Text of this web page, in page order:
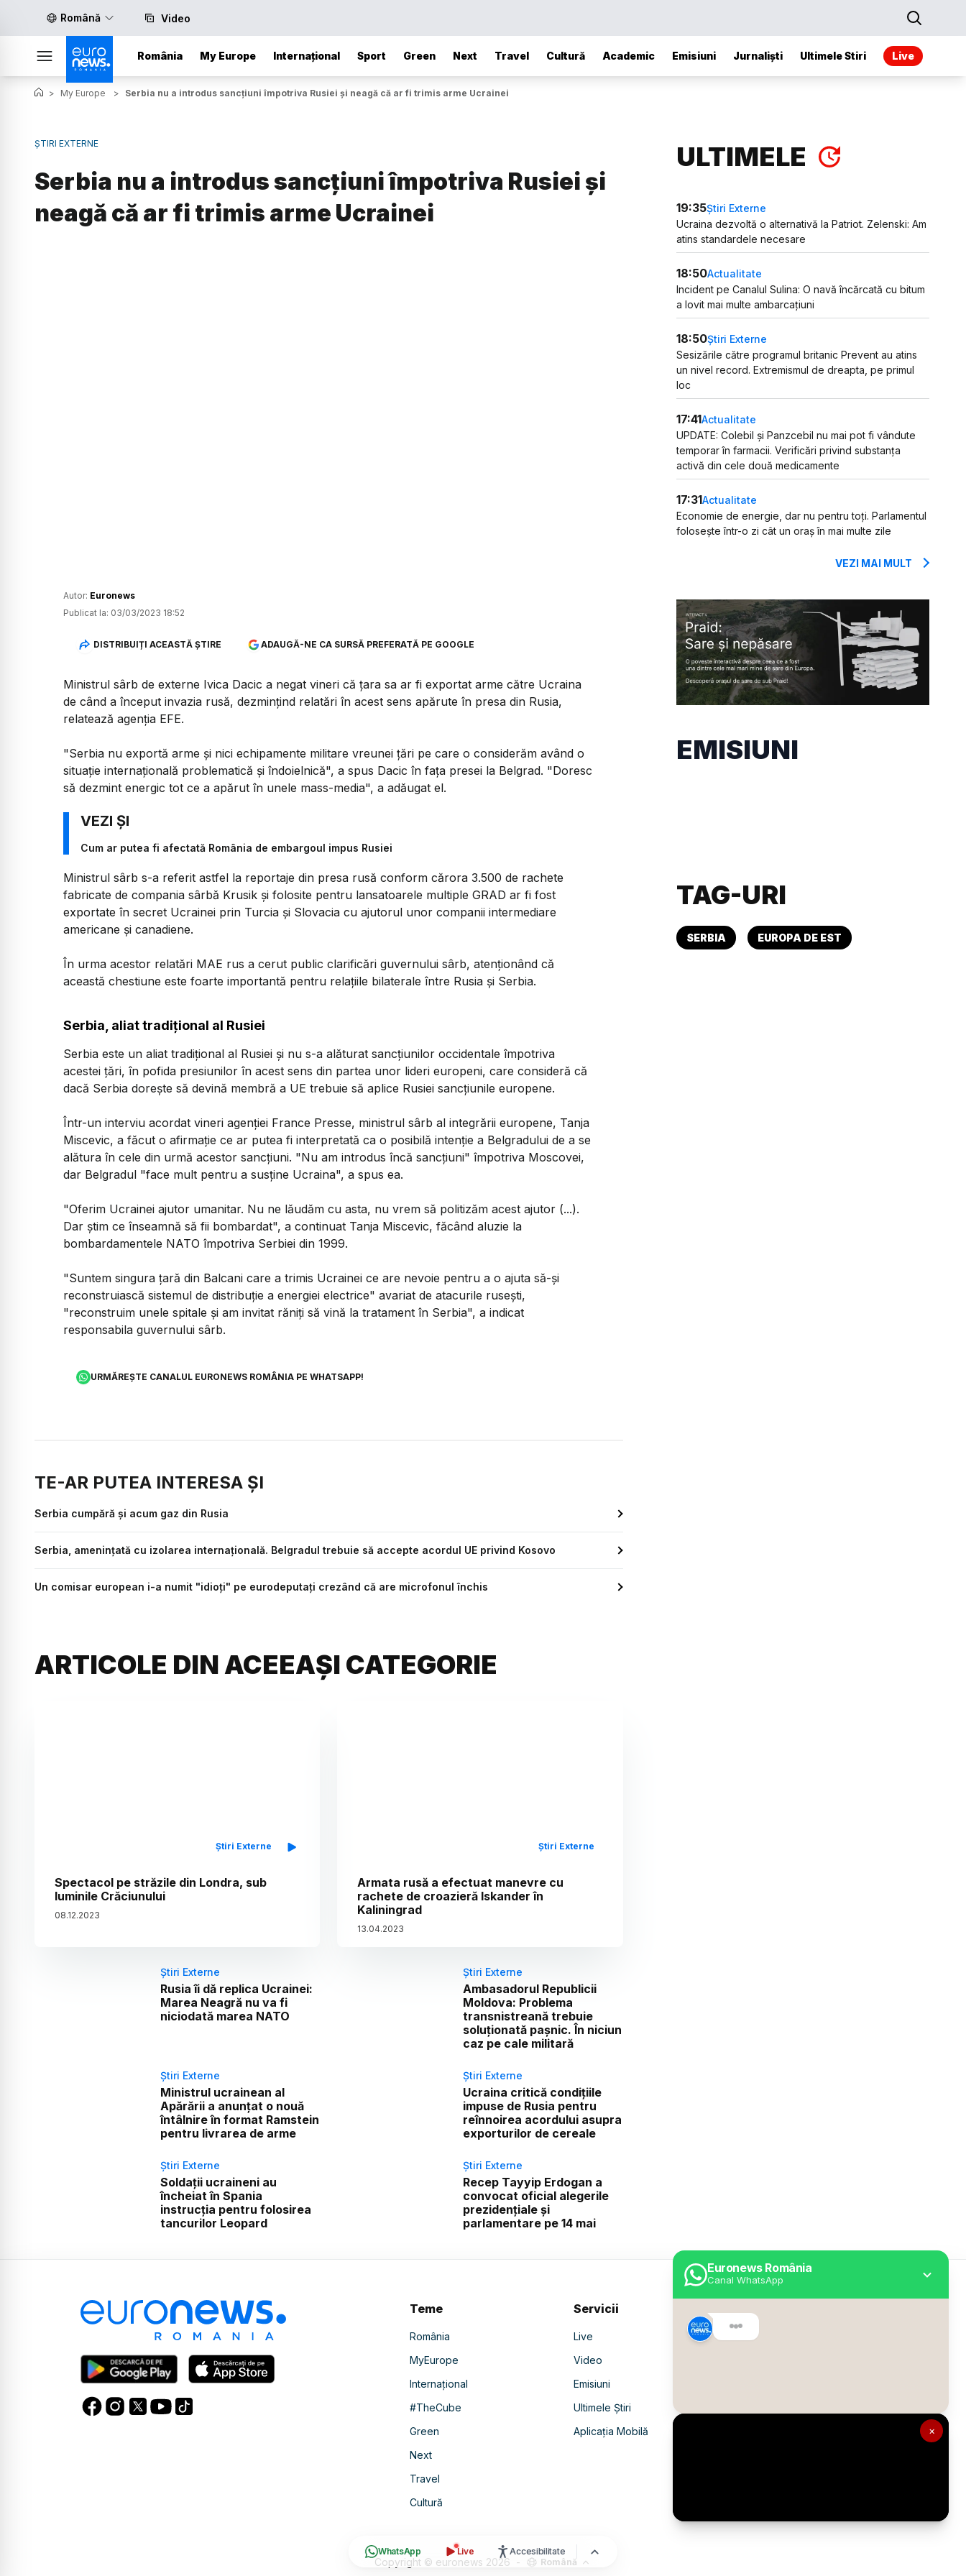
Română Video
România My Europe Internațional Sport Green Next Travel Cultură Academic Emisiuni Jurnaliști Ultimele Stiri Live
×
Euronews România
Canal WhatsApp
WhatsApp Live Accesibilitate
> My Europe > Serbia nu a introdus sancțiuni împotriva Rusiei și neagă că ar fi trimis arme Ucrainei
ȘTIRI EXTERNE
Serbia nu a introdus sancțiuni împotriva Rusiei și
neagă că ar fi trimis arme Ucrainei
Autor: Euronews
Publicat la: 03/03/2023 18:52
DISTRIBUIȚI ACEASTĂ ȘTIRE ADAUGĂ-NE CA SURSĂ PREFERATĂ PE GOOGLE
Ministrul sârb de externe Ivica Dacic a negat vineri că ţara sa ar fi exportat arme către Ucraina
de când a început invazia rusă, dezminţind relatări în acest sens apărute în presa din Rusia,
relatează agenţia EFE.
"Serbia nu exportă arme şi nici echipamente militare vreunei ţări pe care o considerăm având o
situaţie internaţională problematică şi îndoielnică", a spus Dacic în faţa presei la Belgrad. "Doresc
să dezmint energic tot ce a apărut în unele mass-media", a adăugat el.
Cum ar putea fi afectată România de embargoul impus Rusiei
Ministrul sârb s-a referit astfel la reportaje din presa rusă conform cărora 3.500 de rachete
fabricate de compania sârbă Krusik şi folosite pentru lansatoarele multiple GRAD ar fi fost
exportate în secret Ucrainei prin Turcia şi Slovacia cu ajutorul unor companii intermediare
americane şi canadiene.
În urma acestor relatări MAE rus a cerut public clarificări guvernului sârb, atenţionând că
această chestiune este foarte importantă pentru relaţiile bilaterale între Rusia şi Serbia.
Serbia, aliat tradițional al Rusiei
Serbia este un aliat tradiţional al Rusiei şi nu s-a alăturat sancţiunilor occidentale împotriva
acestei ţări, în pofida presiunilor în acest sens din partea unor lideri europeni, care consideră că
dacă Serbia doreşte să devină membră a UE trebuie să aplice Rusiei sancţiunile europene.
Într-un interviu acordat vineri agenţiei France Presse, ministrul sârb al integrării europene, Tanja
Miscevic, a făcut o afirmaţie ce ar putea fi interpretată ca o posibilă intenţie a Belgradului de a se
alătura în cele din urmă acestor sancţiuni. "Nu am introdus încă sancţiuni" împotriva Moscovei,
dar Belgradul "face mult pentru a susţine Ucraina", a spus ea.
"Oferim Ucrainei ajutor umanitar. Nu ne lăudăm cu asta, nu vrem să politizăm acest ajutor (...).
Dar ştim ce înseamnă să fii bombardat", a continuat Tanja Miscevic, făcând aluzie la
bombardamentele NATO împotriva Serbiei din 1999.
"Suntem singura ţară din Balcani care a trimis Ucrainei ce are nevoie pentru a o ajuta să-şi
reconstruiască sistemul de distribuţie a energiei electrice" avariat de atacurile ruseşti,
"reconstruim unele spitale şi am invitat răniţi să vină la tratament în Serbia", a indicat
responsabila guvernului sârb.
URMĂREȘTE CANALUL EURONEWS ROMÂNIA PE WHATSAPP!
TE-AR PUTEA INTERESA ȘI
Serbia cumpără și acum gaz din Rusia
Serbia, amenințată cu izolarea internațională. Belgradul trebuie să accepte acordul UE privind Kosovo
Un comisar european i-a numit "idioți" pe eurodeputați crezând că are microfonul închis
ARTICOLE DIN ACEEAȘI CATEGORIE
Știri Externe
Spectacol pe străzile din Londra, sub
luminile Crăciunului
08.12.2023
Știri Externe
Armata rusă a efectuat manevre cu
rachete de croazieră Iskander în
Kaliningrad
13.04.2023
Știri Externe
Rusia îi dă replica Ucrainei:
Marea Neagră nu va fi
niciodată marea NATO
Știri Externe
Ambasadorul Republicii
Moldova: Problema
transnistreană trebuie
soluționată pașnic. În niciun
caz pe cale militară
Știri Externe
Ministrul ucrainean al
Apărării a anunțat o nouă
întâlnire în format Ramstein
pentru livrarea de arme
Știri Externe
Ucraina critică condițiile
impuse de Rusia pentru
reînnoirea acordului asupra
exporturilor de cereale
Știri Externe
Soldații ucraineni au
încheiat în Spania
instrucția pentru folosirea
tancurilor Leopard
Știri Externe
Recep Tayyip Erdogan a
convocat oficial alegerile
prezidențiale și
parlamentare pe 14 mai
ULTIMELE
19:35Știri Externe
Ucraina dezvoltă o alternativă la Patriot. Zelenski: Am
atins standardele necesare
18:50Actualitate
Incident pe Canalul Sulina: O navă încărcată cu bitum
a lovit mai multe ambarcațiuni
18:50Știri Externe
Sesizările către programul britanic Prevent au atins
un nivel record. Extremismul de dreapta, pe primul
loc
17:41Actualitate
UPDATE: Colebil și Panzcebil nu mai pot fi vândute
temporar în farmacii. Verificări privind substanța
activă din cele două medicamente
17:31Actualitate
Economie de energie, dar nu pentru toți. Parlamentul
folosește într-o zi cât un oraș în mai multe zile
VEZI MAI MULT
EMISIUNI
TAG-URI
SERBIA EUROPA DE EST
Teme
România
MyEurope
Internațional
#TheCube
Green
Next
Travel
Cultură
Servicii
Live
Video
Emisiuni
Ultimele Știri
Aplicația Mobilă
Despre Euronews
Copyright © euronews 2026 - Română